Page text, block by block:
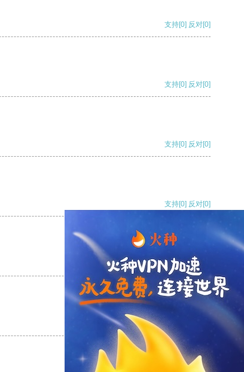
支持[0] 反对[0]
支持[0] 反对[0]
支持[0] 反对[0]
支持[0] 反对[0]
支持[0] 反对
支持